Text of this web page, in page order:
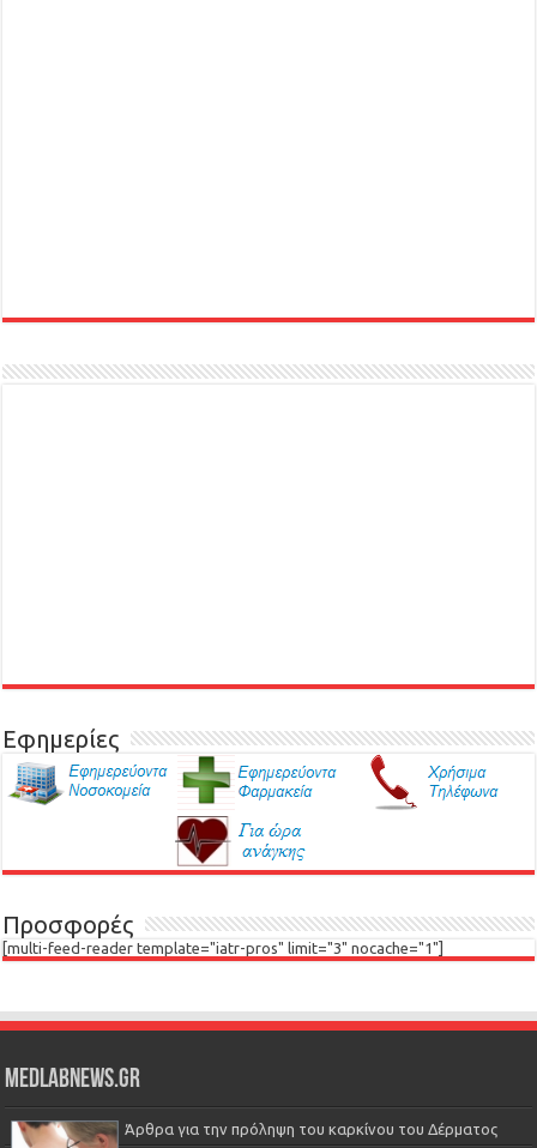
Εφημερίες
Προσφορές
[multi-feed-reader template="iatr-pros" limit="3" nocache="1"]
Medlabnews.gr
Άρθρα για την πρόληψη του καρκίνου του Δέρματος